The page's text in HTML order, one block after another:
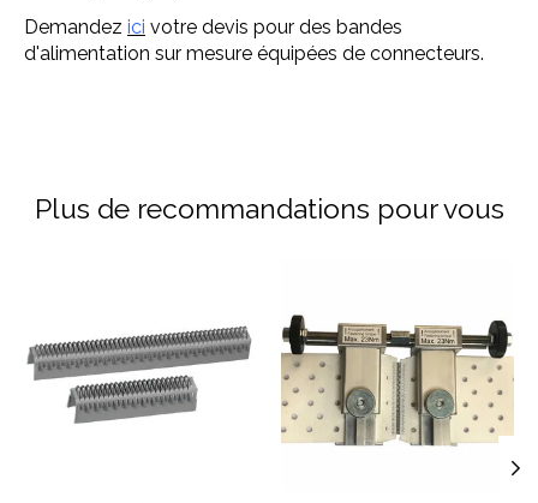
Demandez ici votre devis pour des bandes
d'alimentation sur mesure équipées de connecteurs.
Plus de recommandations pour vous